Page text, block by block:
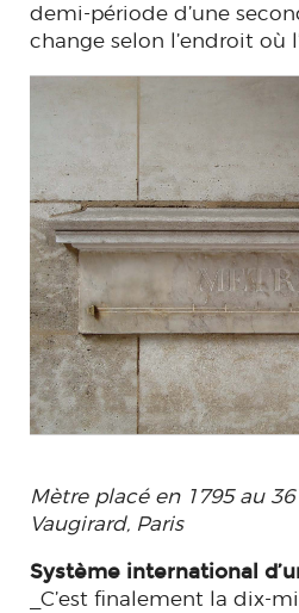
demi-période d’une
change selon l’endroit où
Mètre placé en 1795 au
Vaugirard, Paris
Système international
_C’est finalement la dix-